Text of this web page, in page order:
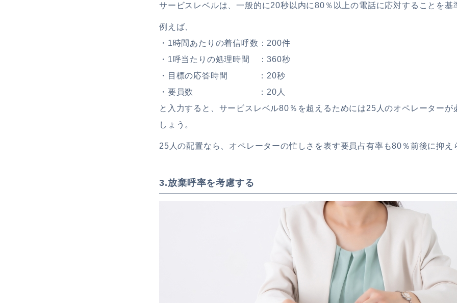
サービスレベルは、一般的に20秒以内に80％以上の電話に応対することを基
例えば、
・1時間あたりの着信呼数：200件
・1呼当たりの処理時間 ：360秒
・目標の応答時間 ：20秒
・要員数 ：20人
と入力すると、サービスレベル80％を超えるためには25人のオペレーターが
しょう。
25人の配置なら、オペレーターの忙しさを表す要員占有率も80％前後に抑え
3.放棄呼率を考慮する